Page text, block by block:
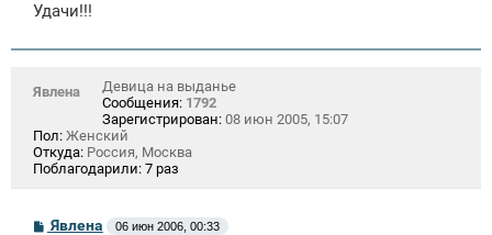
Удачи!!!
Явлена
Девица на выданье
Сообщения: 1792
Зарегистрирован: 08 июн 2005, 15:07
Пол: Женский
Откуда: Россия, Москва
Поблагодарили: 7 раз
СЯвлена 06 июн 2006, 00:33